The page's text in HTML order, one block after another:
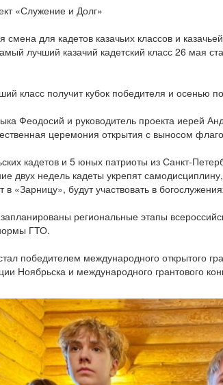
«Служение и Долг»
для кадетов казачьих классов и
лучший казачий кадетский класс 26 мая
класс получит кубок победителя и осенью
Феодосий и руководитель проекта иерей
церемония открытия с выносом
кадетов и 5 юных патриоты из Санкт-
двух недель кадеты укрепят
«Зарницу», будут участвовать в
региональные этапы
ГТО.
победителем международного открытого
Ноябрьска и международного грантового